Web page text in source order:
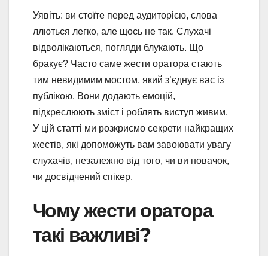
Уявіть: ви стоїте перед аудиторією, слова
ллються легко, але щось не так. Слухачі
відволікаються, погляди блукають. Що
бракує? Часто саме жести оратора стають
тим невидимим мостом, який з’єднує вас із
публікою. Вони додають емоцій,
підкреслюють зміст і роблять виступ живим.
У цій статті ми розкриємо секрети найкращих
жестів, які допоможуть вам завоювати увагу
слухачів, незалежно від того, чи ви новачок,
чи досвідчений спікер.
Чому жести оратора
такі важливі?